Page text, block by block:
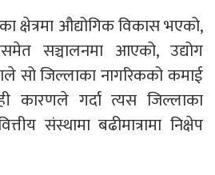
क्षेत्रमा औद्योगिक विकास भएको,
सञ्चालनमा आएको, उद्योग
सो जिल्लाका नागरिकको कमाई
कारणले गर्दा त्यस जिल्लाका
संस्थामा बढीमात्रामा निक्षेप